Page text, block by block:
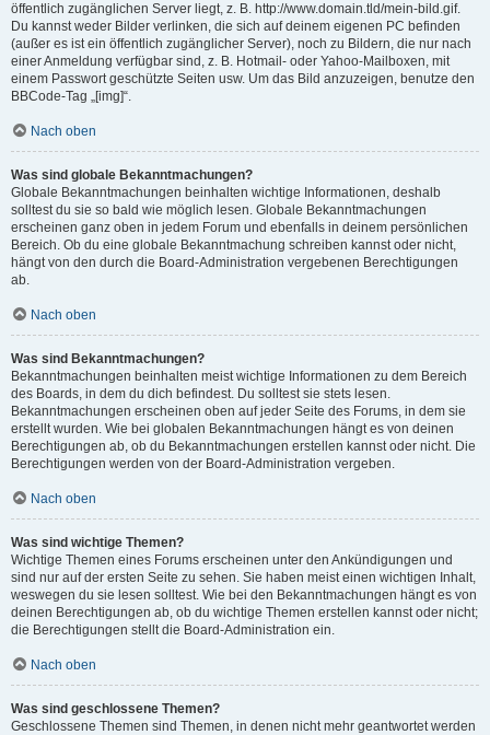
öffentlich zugänglichen Server liegt, z. B. http://www.domain.tld/mein-bild.gif.
Du kannst weder Bilder verlinken, die sich auf deinem eigenen PC befinden
(außer es ist ein öffentlich zugänglicher Server), noch zu Bildern, die nur nach
einer Anmeldung verfügbar sind, z. B. Hotmail- oder Yahoo-Mailboxen, mit
einem Passwort geschützte Seiten usw. Um das Bild anzuzeigen, benutze den
BBCode-Tag „[img]“.
Nach oben
Was sind globale Bekanntmachungen?
Globale Bekanntmachungen beinhalten wichtige Informationen, deshalb
solltest du sie so bald wie möglich lesen. Globale Bekanntmachungen
erscheinen ganz oben in jedem Forum und ebenfalls in deinem persönlichen
Bereich. Ob du eine globale Bekanntmachung schreiben kannst oder nicht,
hängt von den durch die Board-Administration vergebenen Berechtigungen
ab.
Nach oben
Was sind Bekanntmachungen?
Bekanntmachungen beinhalten meist wichtige Informationen zu dem Bereich
des Boards, in dem du dich befindest. Du solltest sie stets lesen.
Bekanntmachungen erscheinen oben auf jeder Seite des Forums, in dem sie
erstellt wurden. Wie bei globalen Bekanntmachungen hängt es von deinen
Berechtigungen ab, ob du Bekanntmachungen erstellen kannst oder nicht. Die
Berechtigungen werden von der Board-Administration vergeben.
Nach oben
Was sind wichtige Themen?
Wichtige Themen eines Forums erscheinen unter den Ankündigungen und
sind nur auf der ersten Seite zu sehen. Sie haben meist einen wichtigen Inhalt,
weswegen du sie lesen solltest. Wie bei den Bekanntmachungen hängt es von
deinen Berechtigungen ab, ob du wichtige Themen erstellen kannst oder nicht;
die Berechtigungen stellt die Board-Administration ein.
Nach oben
Was sind geschlossene Themen?
Geschlossene Themen sind Themen, in denen nicht mehr geantwortet werden